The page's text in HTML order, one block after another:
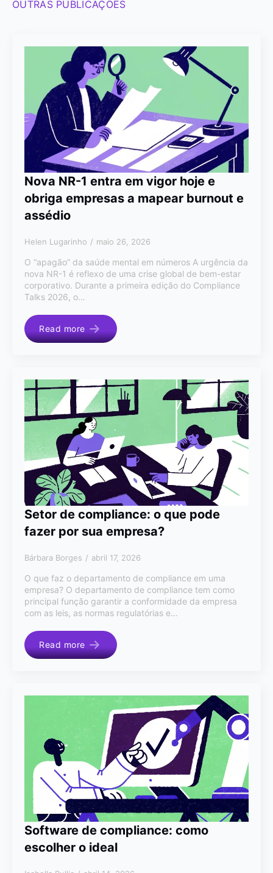
OUTRAS PUBLICAÇÕES
Nova NR-1 entra em vigor hoje e
obriga empresas a mapear burnout e
assédio
Helen Lugarinho maio 26, 2026
O “apagão” da saúde mental em números A urgência da
nova NR-1 é reflexo de uma crise global de bem-estar
corporativo. Durante a primeira edição do Compliance
Talks 2026, o…
Read more
Setor de compliance: o que pode
fazer por sua empresa?
Bárbara Borges abril 17, 2026
O que faz o departamento de compliance em uma
empresa? O departamento de compliance tem como
principal função garantir a conformidade da empresa
com as leis, as normas regulatórias e…
Read more
Software de compliance: como
escolher o ideal